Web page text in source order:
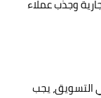
وجذب عملاء
التسويق، يجب